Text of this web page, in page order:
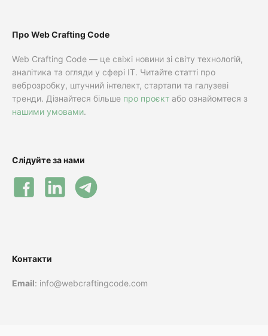
Про Web Crafting Code
Web Crafting Code — це свіжі новини зі світу технологій,
аналітика та огляди у сфері IT. Читайте статті про
веброзробку, штучний інтелект, стартапи та галузеві
тренди. Дізнайтеся більше про проєкт або ознайомтеся з
нашими умовами.
Слідуйте за нами
Контакти
Email: info@webcraftingcode.com